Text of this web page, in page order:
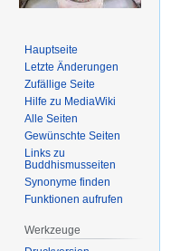
Hauptseite
Letzte Änderungen
Zufällige Seite
Hilfe zu MediaWiki
Alle Seiten
Gewünschte Seiten
Links zu
Buddhismusseiten
Synonyme finden
Funktionen aufrufen
Werkzeuge